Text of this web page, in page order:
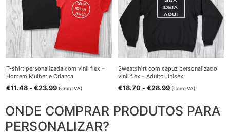
T-shirt personalizada com vinil flex –
Homem Mulher e Criança
€11.48 -€23.99 (Com IVA)
Sweatshirt com capuz personalizado
vinil flex – Adulto Unisex
€18.70 -€28.99 (Com IVA)
ONDE COMPRAR PRODUTOS PARA
PERSONALIZAR?